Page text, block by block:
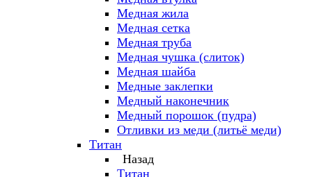
Медная жила
Медная сетка
Медная труба
Медная чушка (слиток)
Медная шайба
Медные заклепки
Медный наконечник
Медный порошок (пудра)
Отливки из меди (литьё меди)
Титан
Назад
Титан